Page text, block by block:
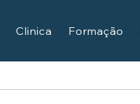
Clinica Formação